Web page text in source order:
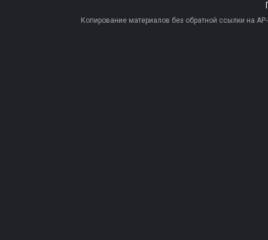
Копирование материалов без обратной ссылки на